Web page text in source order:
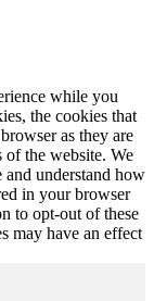
while you
the cookies that
as they are
the website. We
and understand how
in your browser
to opt-out of these
may have an effect